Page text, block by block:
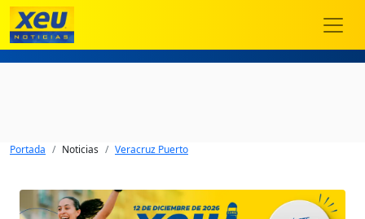
Portada Noticias Veracruz Puerto